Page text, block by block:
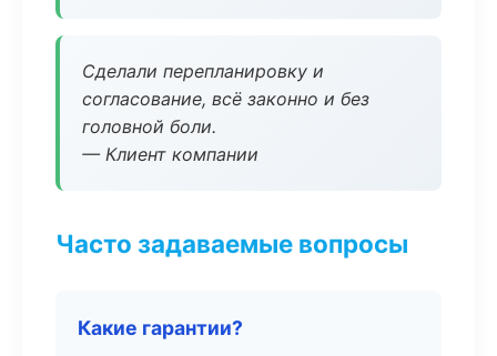
Сделали перепланировку и
согласование, всё законно и без
головной боли.
— Клиент компании
Часто задаваемые вопросы
Какие гарантии?